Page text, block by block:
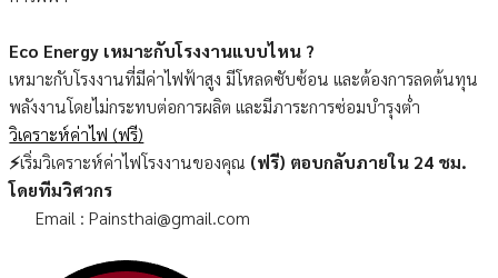
Eco Energy เหมาะกับโรงงานแบบไหน ?
เหมาะกับโรงงานที่มีค่าไฟฟ้าสูง มีโหลดซับซ้อน และต้องการลดต้นทุน
พลังงานโดยไม่กระทบต่อการผลิต และมีภาระการซ่อมบำรุงต่ำ
วิเคราะห์ค่าไฟ (ฟรี)
⚡เริ่มวิเคราะห์ค่าไฟโรงงานของคุณ (ฟรี) ตอบกลับภายใน 24 ชม.
โดยทีมวิศวกร
Email : Painsthai@gmail.com